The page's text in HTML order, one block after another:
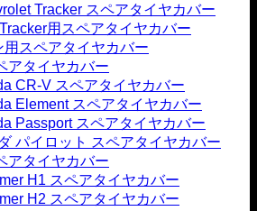
Tracker スペアタイヤカバー
用スペアタイヤカバー
用スペアタイヤカバー
アタイヤカバー
CR-V スペアタイヤカバー
Element スペアタイヤカバー
Passport スペアタイヤカバー
パイロット スペアタイヤカバー
アタイヤカバー
H1 スペアタイヤカバー
H2 スペアタイヤカバー